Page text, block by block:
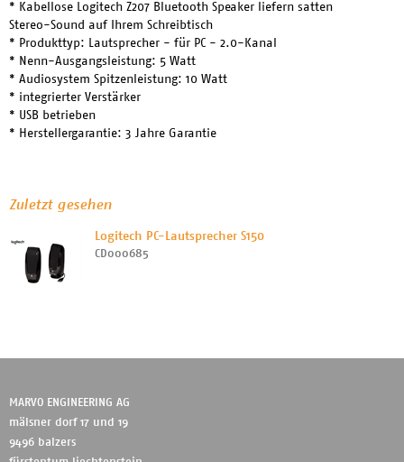
* Kabellose Logitech Z207 Bluetooth Speaker liefern satten
Stereo-Sound auf Ihrem Schreibtisch
* Produkttyp: Lautsprecher - für PC - 2.0-Kanal
* Nenn-Ausgangsleistung: 5 Watt
* Audiosystem Spitzenleistung: 10 Watt
* integrierter Verstärker
* USB betrieben
* Herstellergarantie: 3 Jahre Garantie
Zuletzt gesehen
Logitech PC-Lautsprecher S150
CD000685
MARVO ENGINEERING AG
mälsner dorf 17 und 19
9496 balzers